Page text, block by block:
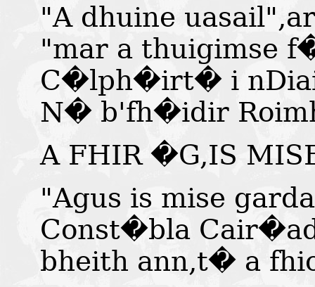
"A dhuine
"mar a thuigimse
C�lph�irt� i
N� b'fh�idir
A FHIR �G,IS
"Agus is mise
Const�bla
bheith ann,t� a